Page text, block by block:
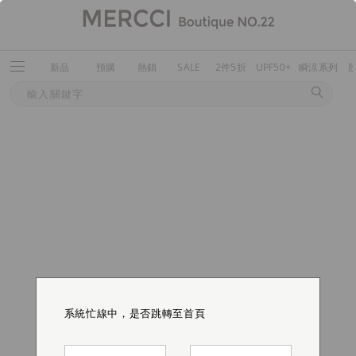
新品 預購 熱銷 SALE 2件5折 UPF50+ 瞬涼系列
系統忙線中，是否跳轉至首頁
系統忙線中，是否跳轉至首頁
系統忙線中，是否跳轉至首頁
系統忙線中，是否跳轉至首頁
系統忙線中，是否跳轉至首頁